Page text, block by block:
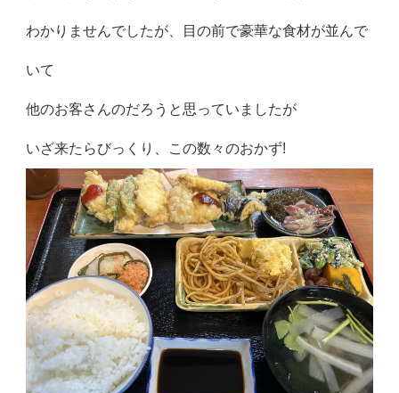
わかりませんでしたが、目の前で豪華な食材が並んで
いて
他のお客さんのだろうと思っていましたが
いざ来たらびっくり、この数々のおかず!